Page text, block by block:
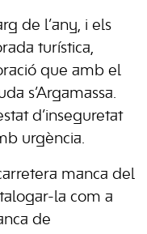
de l’any, i els
turística,
que amb el
s’Argamassa.
d’inseguretat
urgència.
manca del
la com a
de